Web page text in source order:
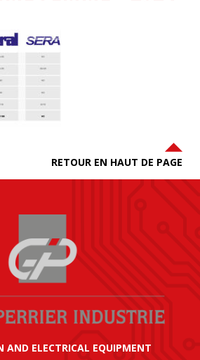
RETOUR EN HAUT DE PAGE
ELECTRICAL EQUIPMENT